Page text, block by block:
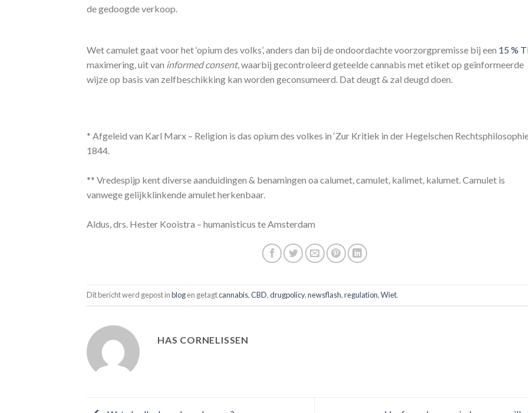
de gedoogde verkoop.
Wet camulet gaat voor het ‘opium des volks’, anders dan bij de ondoordachte voorzorgpremisse bij een 15 %
maximering, uit van informed consent, waarbij gecontroleerd geteelde cannabis met etiket op geïnformeerde
wijze op basis van zelfbeschikking kan worden geconsumeerd. Dat deugt & zal deugd doen.
* Afgeleid van Karl Marx – Religion is das opium des volkes in ‘Zur Kritiek in der Hegelschen
1844.
** Vredespijp kent diverse aanduidingen & benamingen oa calumet, camulet, kalimet, kalumet. Camulet is
vanwege gelijkklinkende amulet herkenbaar.
Aldus, drs. Hester Kooistra – humanisticus te Amsterdam
Dit bericht werd gepost inblogen getagtcannabis,CBD,drugpolicy,newsflash,regulation,Wiet.
HAS CORNELISSEN